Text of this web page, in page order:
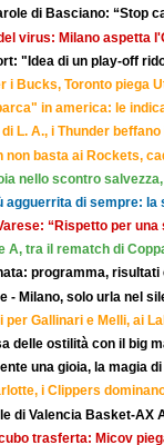
di Basciano: “Stop
virus: Milano aspetta
"Idea di un play-off
i Bucks, Toronto piega
in america: le
L. A., i Thunder
non basta ai Rockets,
nello scontro
agguerrita di sempre: la
“Rispetto per
A, tra il rematch di
programma,
- Milano, solo urla nel
per Gallinari e Melli, ai
delle ostilità con il big
una gioia, la magia
i Clippers
di Valencia Basket-AX
trasferta: Micov